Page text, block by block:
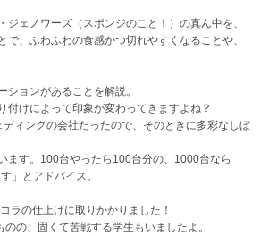
ジェノワーズ（スポンジのこと！）の真ん中を、
で、ふわふわの食感かつ切れやすくなることや、
ションがあることを解説。
付けによって印象が変わってきますよね？
ィングの会社だったので、そのときに多彩なしぼ
ます。100台やったら100台分の、1000台なら
」とアドバイス。
ラの仕上げに取りかかりました！
の、固くて苦戦する学生もいましたよ。